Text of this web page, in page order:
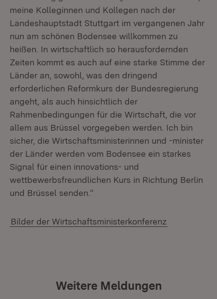
meine Kolleginnen und Kollegen nach der
Landeshauptstadt Stuttgart im vergangenen Jahr
nun am schönen Bodensee willkommen zu
heißen. In wirtschaftlich so herausfordernden
Zeiten kommt es auch auf eine starke Stimme der
Länder an, sowohl, was den dringend
erforderlichen Reformkurs der Bundesregierung
angeht, als auch hinsichtlich der
Rahmenbedingungen für die Wirtschaft, die vor
allem aus Brüssel vorgegeben werden. Ich bin
sicher, die Wirtschaftsministerinnen und -minister
der Länder werden vom Bodensee ein starkes
Signal für einen innovations- und
wettbewerbsfreundlichen Kurs in Richtung Berlin
und Brüssel senden.“
Bilder der Wirtschaftsministerkonferenz
Weitere Meldungen